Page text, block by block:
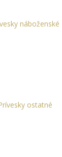
náboženské
ostatné